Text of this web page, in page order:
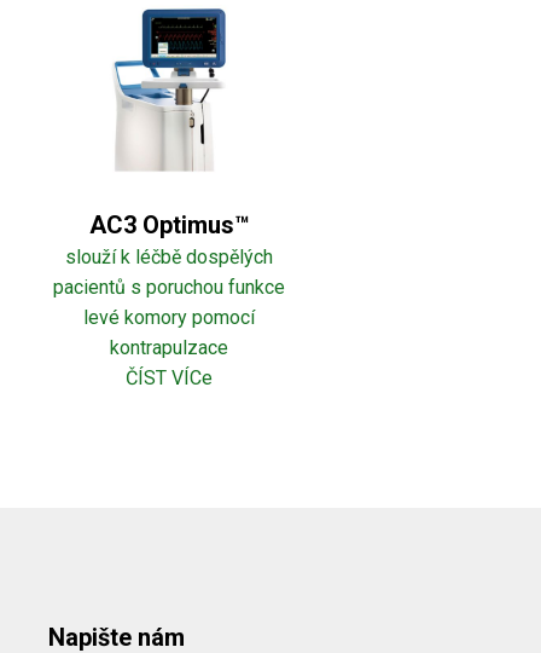
AC3 Optimus™
slouží k léčbě dospělých
pacientů s poruchou funkce
levé komory pomocí
kontrapulzace
ČÍST VÍCe
Napište nám